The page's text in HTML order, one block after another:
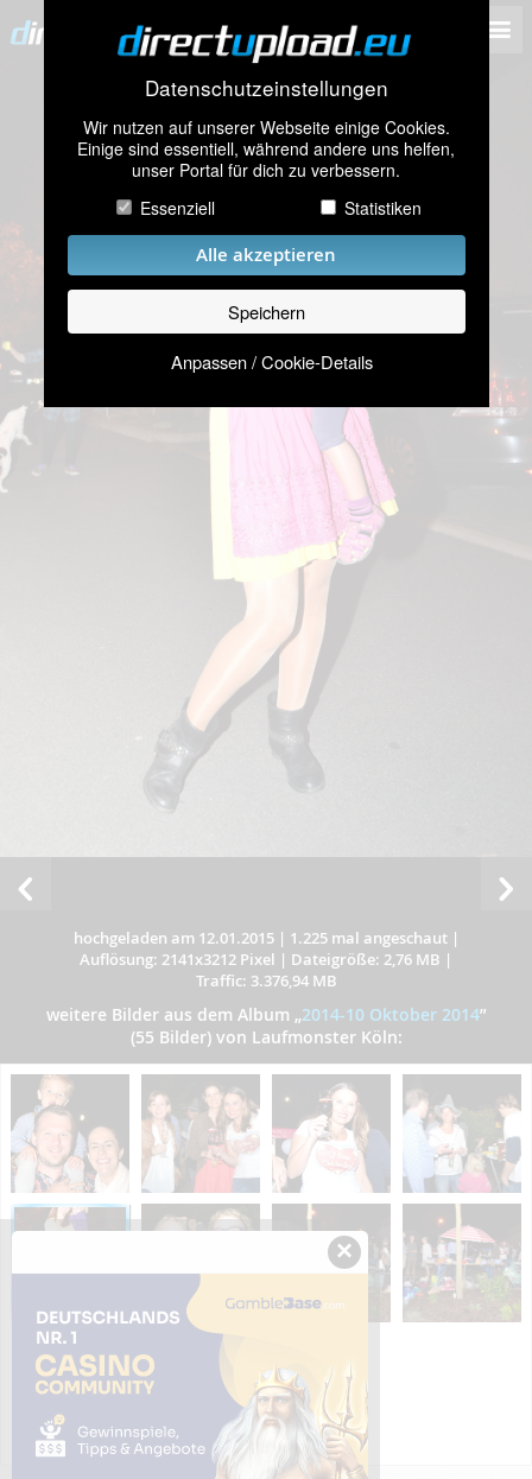
Datenschutzeinstellungen
Wir nutzen auf unserer Webseite einige Cookies.
Einige sind essentiell, während andere uns helfen,
unser Portal für dich zu verbessern.
Essenziell
Statistiken
Alle akzeptieren
Speichern
Anpassen / Cookie-Details
hochgeladen am 12.01.2015| 1.225 mal angeschaut|
Auflösung: 2141x3212 Pixel | Dateigröße: 2,76 MB |
Traffic: 3.376,94 MB
weitere Bilder aus dem Album „2014-10 Oktober 2014”
(55 Bilder) von Laufmonster Köln:
×